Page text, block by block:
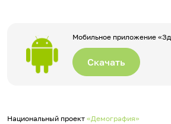
Мобильное приложение
Скачать
Национальный проект «Демография»